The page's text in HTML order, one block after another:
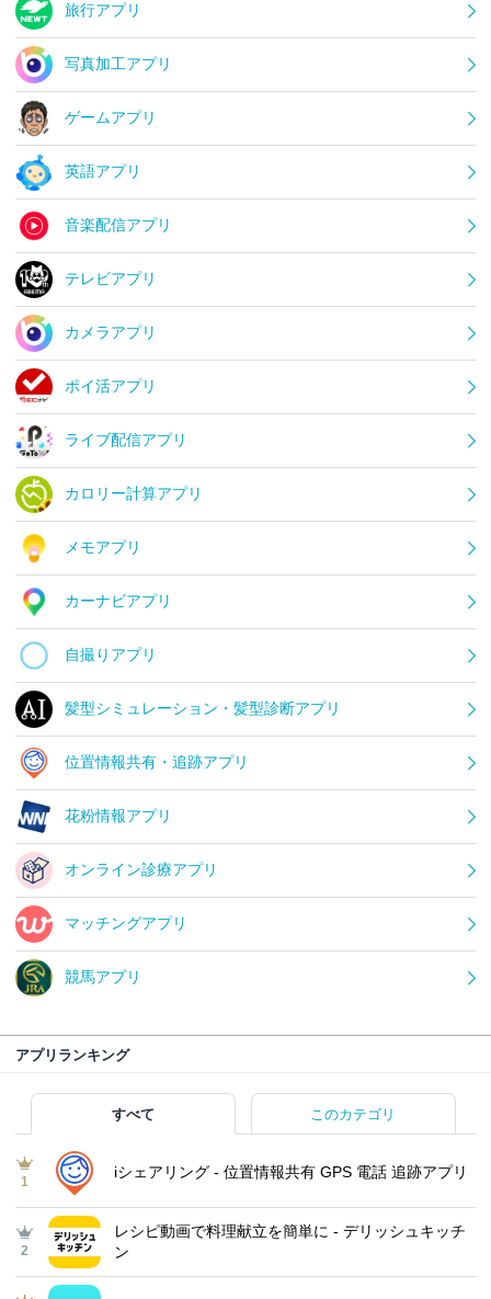
旅行アプリ
写真加工アプリ
ゲームアプリ
英語アプリ
音楽配信アプリ
テレビアプリ
カメラアプリ
ポイ活アプリ
ライブ配信アプリ
カロリー計算アプリ
メモアプリ
カーナビアプリ
自撮りアプリ
髪型シミュレーション・髪型診断アプリ
位置情報共有・追跡アプリ
花粉情報アプリ
オンライン診療アプリ
マッチングアプリ
競馬アプリ
アプリランキング
すべて このカテゴリ
1
iシェアリング - 位置情報共有 GPS 電話 追跡アプリ
2
レシピ動画で料理献立を簡単‪に - デリッシュキッチ
ン